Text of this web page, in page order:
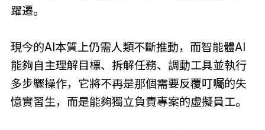
躍遷。
現今的AI本質上仍需人類不斷推動，而智能體AI
能夠自主理解目標、拆解任務、調動工具並執行
多步驟操作，它將不再是那個需要反覆叮囑的失
憶實習生，而是能夠獨立負責專案的虛擬員工。